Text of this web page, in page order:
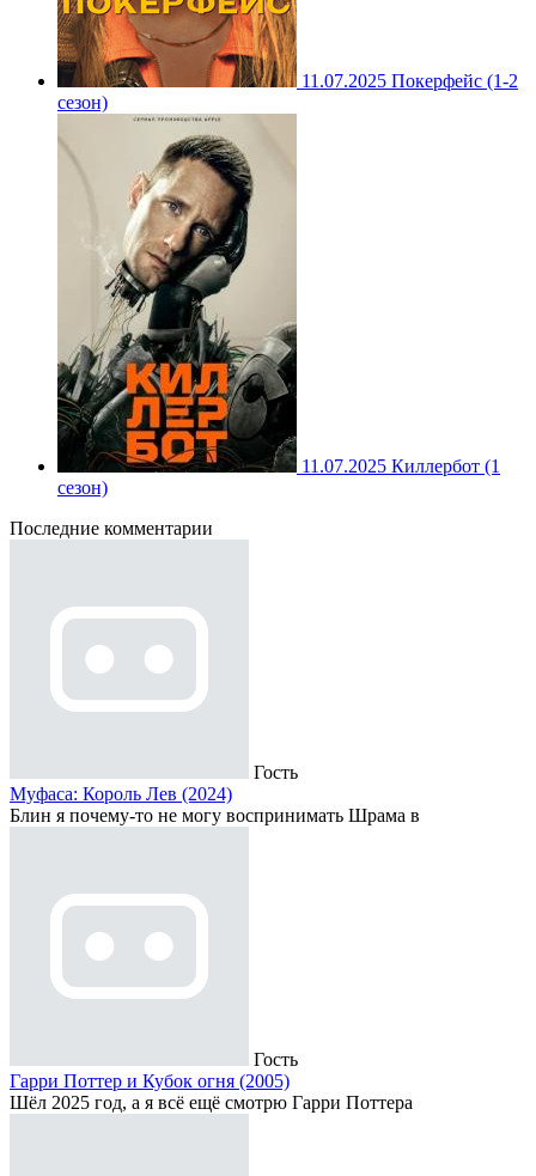
11.07.2025 Покерфейс (1-2
сезон)
11.07.2025 Киллербот (1
сезон)
Последние комментарии
Гость
Муфаса: Король Лев (2024)
Блин я почему-то не могу воспринимать Шрама в
Гость
Гарри Поттер и Кубок огня (2005)
Шёл 2025 год, а я всё ещё смотрю Гарри Поттера